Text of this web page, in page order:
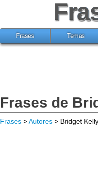
Frases Temas
Frases de
Frases >Autores > Bridget Kelly